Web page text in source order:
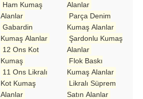
Ham Kumaş
Alanlar
Gabardin
Kumaş Alanlar
12 Ons Kot
Kumaş
11 Ons Likralı
Kot Kumaş
Alanlar
Alanlar
Parça Denim
Kumaş Alanlar
Şardonlu Kumaş
Alanlar
Flok Baskı
Kumaş Alanlar
Likralı Süprem
Satın Alanlar